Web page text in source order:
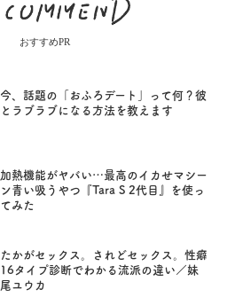
おすすめPR
今、話題の「おふろデート」って何？彼
とラブラブになる方法を教えます
加熱機能がヤバい…最高のイカせマシー
ン青い吸うやつ『Tara S 2代目』を使っ
てみた
たかがセックス。されどセックス。性癖
16タイプ診断でわかる流派の違い／妹
尾ユウカ